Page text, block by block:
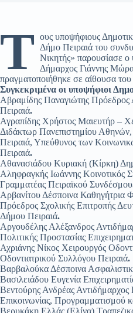
Τ ους υποψήφιους
Δήμο Πειραιά του
Νικητής» παρουσίασε ο
Δήμαρχος Γιάννης
πραγματοποιήθηκε σε αίθουσα
Συγκεκριμένα οι υποψήφιοι
Αβραμίδης Παναγιώτης Πρόεδρος
Πειραιά.
Αγραπίδης Χρήστος Μαιευτήρ –
Διδάκτωρ Πανεπιστημίου
Πειραιά, Υπεύθυνος των
Πειραιά.
Αθανασιάδου Κυριακή (Κίρκη)
Αληφραγκής Ιωάννης Κοινοτικός
Γραμματέας Πειραϊκού Συνδέσμου
Αρβανίτου Δέσποινα Καθηγήτρια
Πρόεδρος Σχολικής Επιτροπής
Δήμου Πειραιά.
Αργουδέλης Αλέξανδρος
Πολιτικής Προστασίας
Αχριάνης Νίκος Χειρουργός
Οδοντιατρικού Συλλόγου Πειραιά.
Βαρβαλούκα Δέσποινα
Βασιλειάδου Ευγενία
Βεντούρης Ανδρέας
Επικοινωνίας, Προγραμματισμού
Βερυκάκη Ελλάς (Ελίνα)